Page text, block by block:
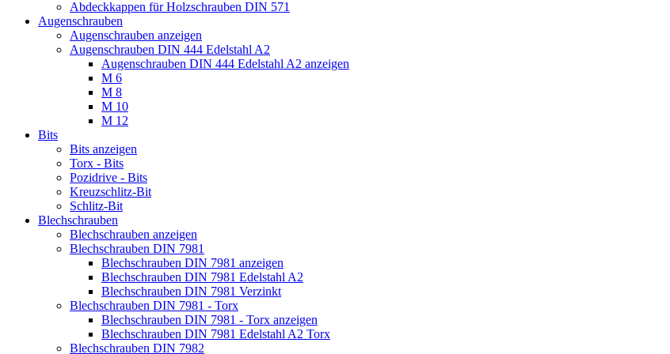
Abdeckkappen für Holzschrauben DIN 571
Augenschrauben
Augenschrauben anzeigen
Augenschrauben DIN 444 Edelstahl A2
Augenschrauben DIN 444 Edelstahl A2 anzeigen
M 6
M 8
M 10
M 12
Bits
Bits anzeigen
Torx - Bits
Pozidrive - Bits
Kreuzschlitz-Bit
Schlitz-Bit
Blechschrauben
Blechschrauben anzeigen
Blechschrauben DIN 7981
Blechschrauben DIN 7981 anzeigen
Blechschrauben DIN 7981 Edelstahl A2
Blechschrauben DIN 7981 Verzinkt
Blechschrauben DIN 7981 - Torx
Blechschrauben DIN 7981 - Torx anzeigen
Blechschrauben DIN 7981 Edelstahl A2 Torx
Blechschrauben DIN 7982